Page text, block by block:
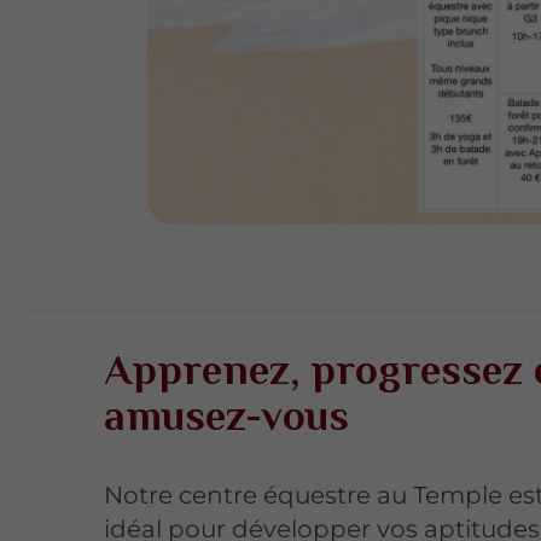
Apprenez, progressez
amusez-vous
Notre centre équestre au Temple
idéal pour développer vos